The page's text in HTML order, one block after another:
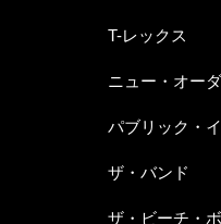
T-レックス
ニュー・オー
パブリック・
ザ・バンド
ザ・ビーチ・